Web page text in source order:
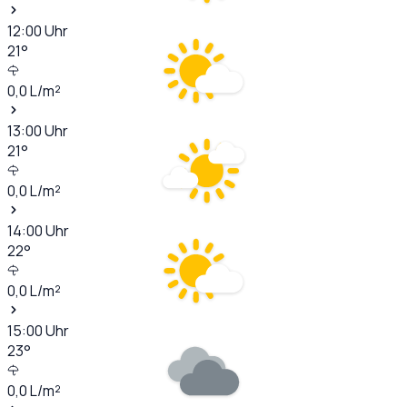
12:00Uhr
21°
0,0L/m²
13:00Uhr
21°
0,0L/m²
14:00Uhr
22°
0,0L/m²
15:00Uhr
23°
0,0L/m²